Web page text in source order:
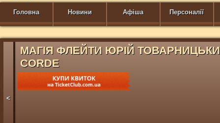
Головна Новини Афіша Персоналії
<
МАГІЯ ФЛЕЙТИ ЮРІЙ
CORDE